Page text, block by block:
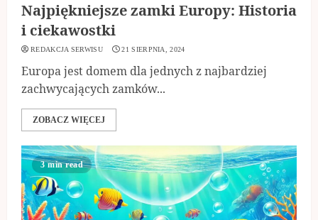
Najpiękniejsze zamki Europy: Historia
i ciekawostki
REDAKCJA SERWISU 21 SIERPNIA, 2024
Europa jest domem dla jednych z najbardziej
zachwycających zamków...
ZOBACZ WIĘCEJ
3 min read